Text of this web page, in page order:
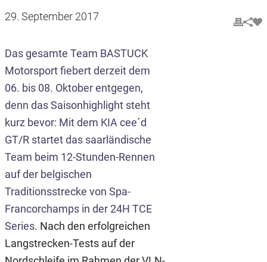
29. September 2017
Das gesamte Team BASTUCK
Motorsport fiebert derzeit dem
06. bis 08. Oktober entgegen,
denn das Saisonhighlight steht
kurz bevor: Mit dem KIA cee´d
GT/R startet das saarländische
Team beim 12-Stunden-Rennen
auf der belgischen
Traditionsstrecke von Spa-
Francorchamps in der 24H TCE
Series. Nach den erfolgreichen
Langstrecken-Tests auf der